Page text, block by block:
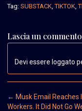
Tag: SUBSTACK,TIKTOK,
Lascia un commento
Devi essere loggato
Post navigation
← Musk Email Reaches
Workers. It Did Not Go